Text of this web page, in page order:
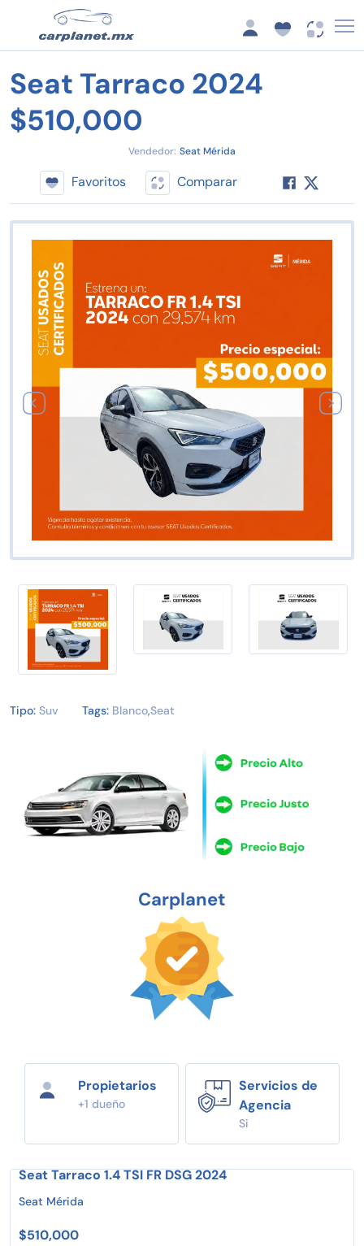
Seat Tarraco 2024
$510,000
Vendedor: Seat Mérida
Favoritos Comparar
Tipo: Suv Tags: Blanco,Seat
Carplanet
Propietarios
+1 dueño
Servicios de
Agencia
Si
Seat Tarraco 1.4 TSI FR DSG 2024
Seat Mérida
$510,000